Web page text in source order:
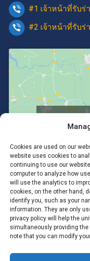
Cookies are used on our
website uses cookies to
continuing to use our
computer to analyze how
will use the analytics to
cookies, on the other hand,
identify you, such as your
information. They are only
privacy policy will help the
simultaneously providing
note that you can modify
#1 เจ้าหน้าที่รับร่
#2 เจ้าหน้าที่รับร่